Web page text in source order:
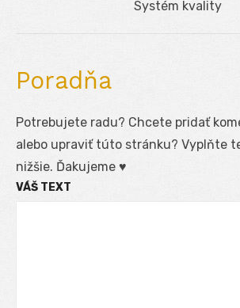
Next
Systém kvality
Poradňa
Potrebujete radu? Chcete pridať
alebo upraviť túto stránku? Vyplňte
nižšie. Ďakujeme ♥
VÁŠ TEXT